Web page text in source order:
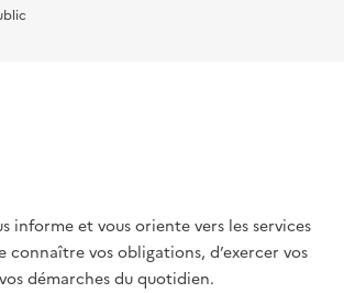
informe et vous oriente vers les services
vos obligations, d’exercer vos
démarches du quotidien.